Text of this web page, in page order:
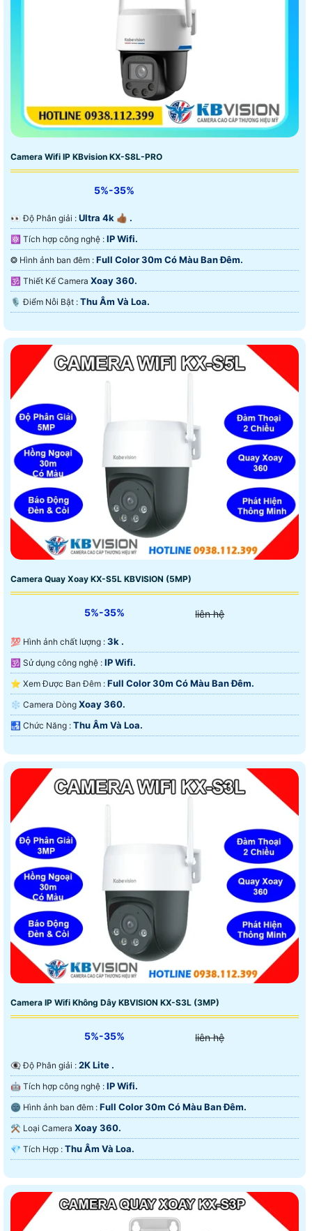
Camera Wifi IP KBvision KX-S8L-PRO
5%-35%
️👀 Độ Phân giải : Ultra 4k 👍🏾 .
⚛️ Tích hợp công nghệ : IP Wifi.
❂ Hình ảnh ban đêm : Full Color 30m Có Màu Ban Ðêm.
🕉️ Thiết Kế Camera Xoay 360.
️🎙 Điểm Nỗi Bật : Thu Âm Và Loa.
Camera Quay Xoay KX-S5L KBVISION (5MP)
5%-35% liên hệ
💯 Hình ảnh chất lượng : 3k .
🕉️ Sử dụng công nghệ : IP Wifi.
⭐ Xem Được Ban Đêm : Full Color 30m Có Màu Ban Ðêm.
❄ Camera Dòng Xoay 360.
️🛃 Chức Năng : Thu Âm Và Loa.
Camera IP Wifi Không Dây KBVISION KX-S3L (3MP)
5%-35% liên hệ
👁️‍🗨 Độ Phân giải : 2K Lite .
🤖️ Tích hợp công nghệ : IP Wifi.
🌚 Hình ảnh ban đêm : Full Color 30m Có Màu Ban Ðêm.
⚒ Loại Camera Xoay 360.
️💎 Tích Hợp : Thu Âm Và Loa.